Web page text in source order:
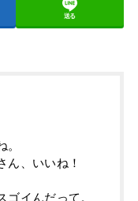
送る
。
ん、いいね！
イんだって。